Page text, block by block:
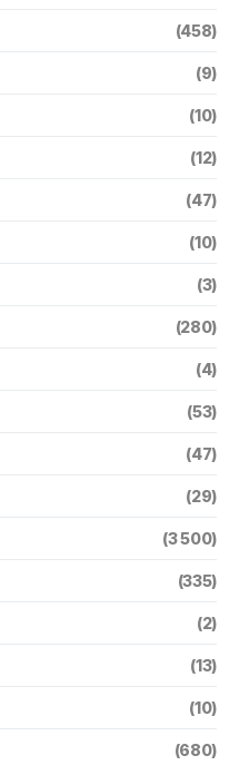
(458)
(9)
(10)
(12)
(47)
(10)
(3)
(280)
(4)
(53)
(47)
(29)
(3 500)
(335)
(2)
(13)
(10)
(680)